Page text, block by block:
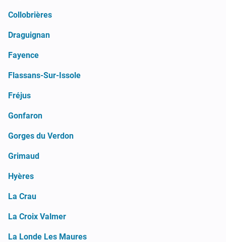
Collobrières
Draguignan
Fayence
Flassans-Sur-Issole
Fréjus
Gonfaron
Gorges du Verdon
Grimaud
Hyères
La Crau
La Croix Valmer
La Londe Les Maures